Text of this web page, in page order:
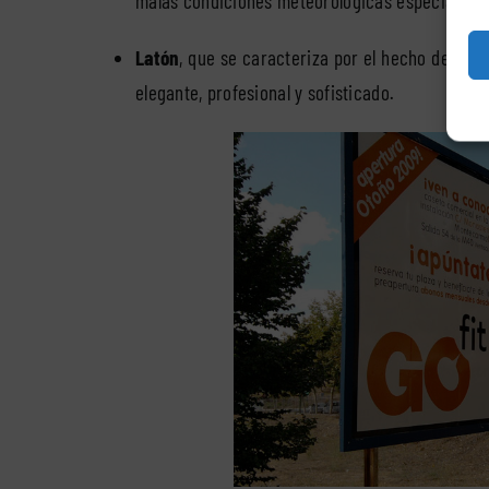
Latón, que se caracteriza por el hecho de
elegante, profesional y sofisticado.